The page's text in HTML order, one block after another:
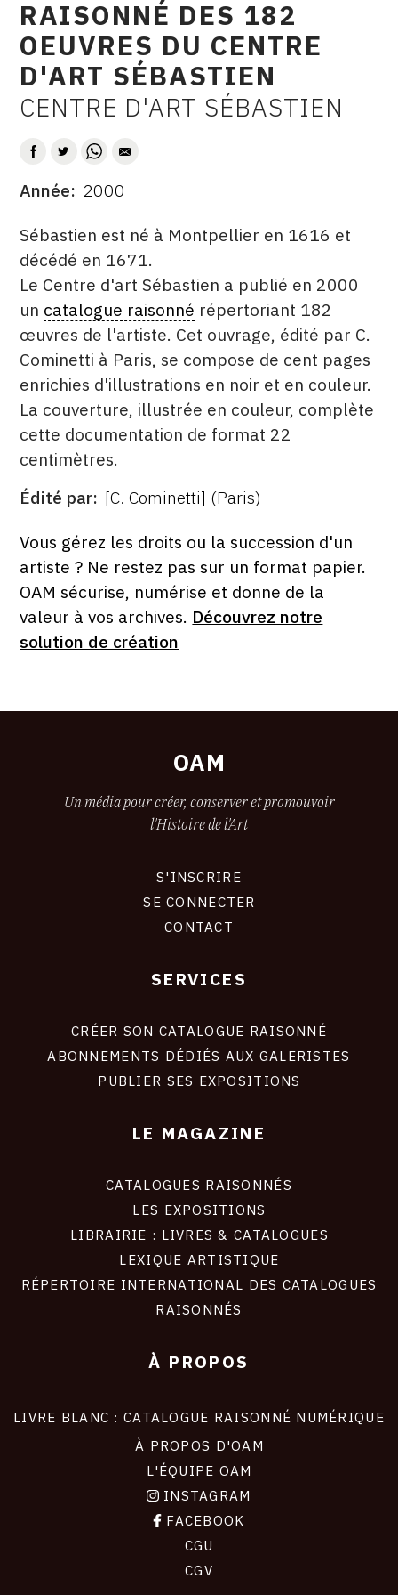
CONTACT
CGU
CGV
FACEBOOK
TWITTER
PINTEREST
RAISONNÉ DES 182
OEUVRES DU CENTRE
D'ART SÉBASTIEN
AUTEUR
CENTRE D'ART SÉBASTIEN
DATE
Année 2000
DESCRITPTION
Sébastien est né à Montpellier en 1616 et
décédé en 1671.
Le Centre d'art Sébastien a publié en 2000
un catalogue raisonné répertoriant 182
œuvres de l'artiste. Cet ouvrage, édité par C.
Cominetti à Paris, se compose de cent pages
enrichies d'illustrations en noir et en couleur.
La couverture, illustrée en couleur, complète
cette documentation de format 22
centimètres.
ÉDITÉ
Édité par [C. Cominetti] (Paris)
FORMAT
ÉTAT
Vous gérez les droits ou la succession d'un
artiste ? Ne restez pas sur un format papier.
OAM sécurise, numérise et donne de la
valeur à vos archives. Découvrez notre
solution de création
OAM
Un média pour créer, conserver et promouvoir
l'Histoire de l'Art
S'INSCRIRE
SE CONNECTER
CONTACT
SERVICES
CRÉER SON CATALOGUE RAISONNÉ
ABONNEMENTS DÉDIÉS AUX GALERISTES
PUBLIER SES EXPOSITIONS
LE MAGAZINE
CATALOGUES RAISONNÉS
LES EXPOSITIONS
LIBRAIRIE : LIVRES & CATALOGUES
LEXIQUE ARTISTIQUE
RÉPERTOIRE INTERNATIONAL DES CATALOGUES
RAISONNÉS
À PROPOS
LIVRE BLANC : CATALOGUE RAISONNÉ NUMÉRIQUE
À PROPOS D'OAM
L'ÉQUIPE OAM
INSTAGRAM
FACEBOOK
CGU
CGV